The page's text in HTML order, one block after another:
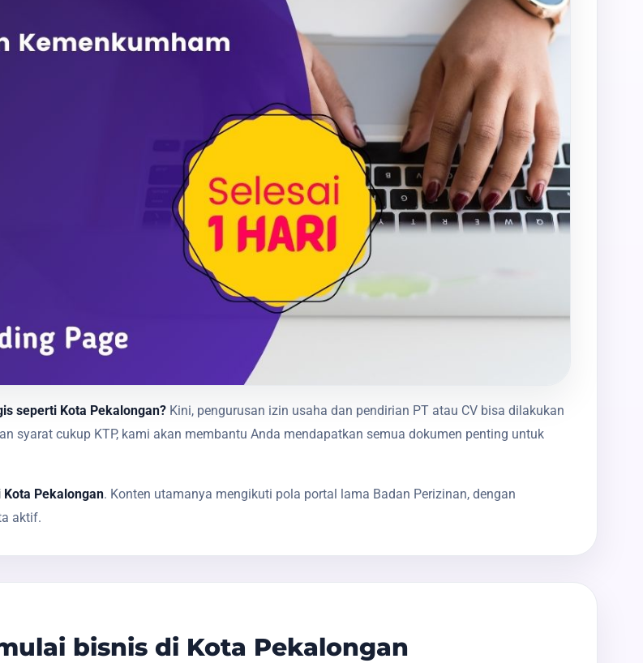
seperti Kota Pekalongan? Kini, pengurusan izin usaha dan pendirian PT atau CV bisa dilakukan
syarat cukup KTP, kami akan membantu Anda mendapatkan semua dokumen penting untuk
Pekalongan. Konten utamanya mengikuti pola portal lama Badan Perizinan, dengan
aktif.
bisnis di Kota Pekalongan